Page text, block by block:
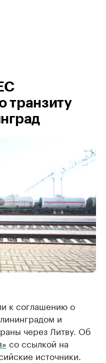
транзиту
к соглашению о
и
через Литву. Об
со ссылкой на
источники.